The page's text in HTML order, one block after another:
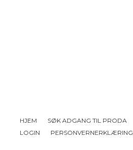
HJEM SØK ADGANG TIL PRODA
LOGIN
PERSONVERNERKLÆRING